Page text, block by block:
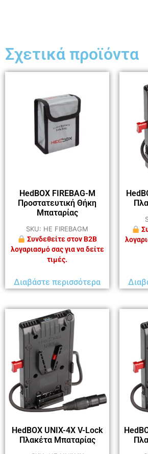
Σχετικά προϊόντα
HedBOX FIREBAG-M
Προστατευτική Θήκη
Μπαταρίας
SKU: HE FIREBAGM
Συνδεθείτε στον B2B
λογαριασμό σας για να δείτε
τιμές.
Διαβάστε περισσότερα
HedBOX UNIX-4X V-Lock
Πλακέτα Μπαταρίας